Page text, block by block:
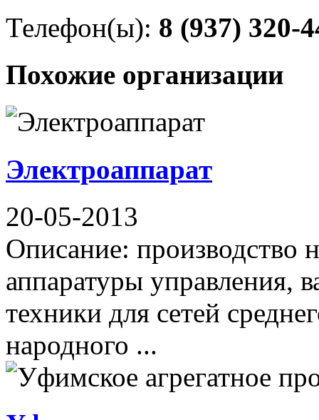
Телефон(ы): 8 (937) 320-
Похожие организации
Электроаппарат
20-05-2013
Описание: производство
аппаратуры управления,
техники для сетей
народного ...